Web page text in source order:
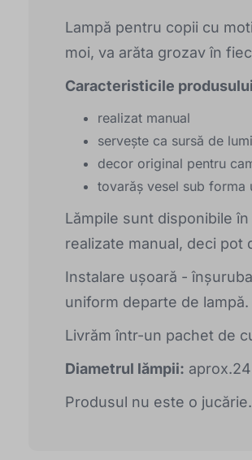
Lampă pentru copii cu
moi, va arăta grozav în
Caracteristicile
realizat manual
servește ca sursă de
decor original pentru
tovarăș vesel sub forma
Lămpile sunt disponibile
realizate manual, deci pot
Instalare ușoară -
uniform departe de
Livrăm într-un pachet de
Diametrul lămpii:
Produsul nu este o jucărie.